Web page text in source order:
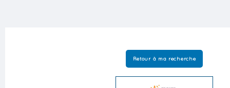
Retour à ma recherche